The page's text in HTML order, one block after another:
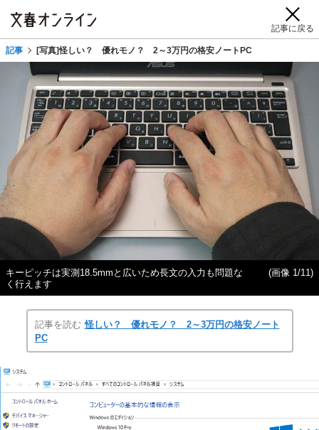
記事に戻る
記事 [写真]怪しい？ 優れモノ？ 2～3万円の格安ノートPC
キーピッチは実測18.5mmと広いため長文の入力も問題な
く行えます
(画像 1/11)
記事を読む 怪しい？ 優れモノ？ 2～3万円の格安ノート
PC